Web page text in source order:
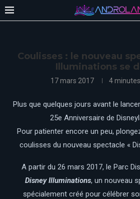
Coulisses : le nouveau
Illuminations se
17 mars 2017 4
Plus que quelques jours avant le
25e Anniversaire de
Pour patienter encore un peu,
coulisses du nouveau spectacle «
A partir du 26 mars 2017, le Parc
Disney Illuminations, un nouveau
spécialement créé pour célébrer